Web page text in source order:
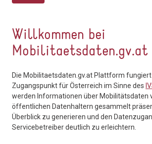
Willkommen bei
Mobilitaetsdaten.gv.at
Die Mobilitaetsdaten.gv.at Plattform
Zugangspunkt für Österreich im Sinne des
werden Informationen über Mobilitätsdaten
öffentlichen Datenhaltern gesammelt
Überblick zu generieren und den
Servicebetreiber deutlich zu erleichtern.